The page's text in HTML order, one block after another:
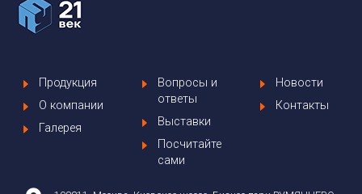
Продукция
О компании
Галерея
Вопросы и
ответы
Выставки
Посчитайте
сами
Новости
Контакты